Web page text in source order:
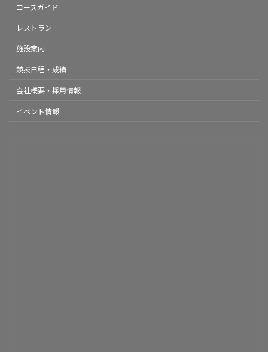
コースガイド
レストラン
施設案内
競技日程・成績
会社概要・採用情報
イベント情報